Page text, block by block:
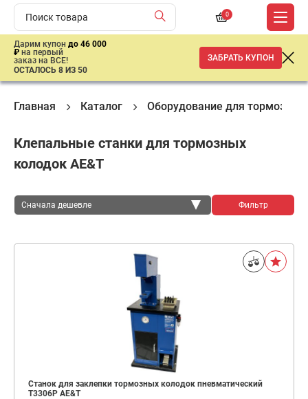
0
Дарим купон до 46 000
₽ на первый
заказ на ВСЕ!
ОСТАЛОСЬ 8 ИЗ 50
ЗАБРАТЬ КУПОН
Главная Каталог Оборудование для тормозных
Клепальные станки для тормозных
колодок AE&T
Сначала дешевле Фильтр
Станок для заклепки тормозных колодок пневматический
T3306P AE&T